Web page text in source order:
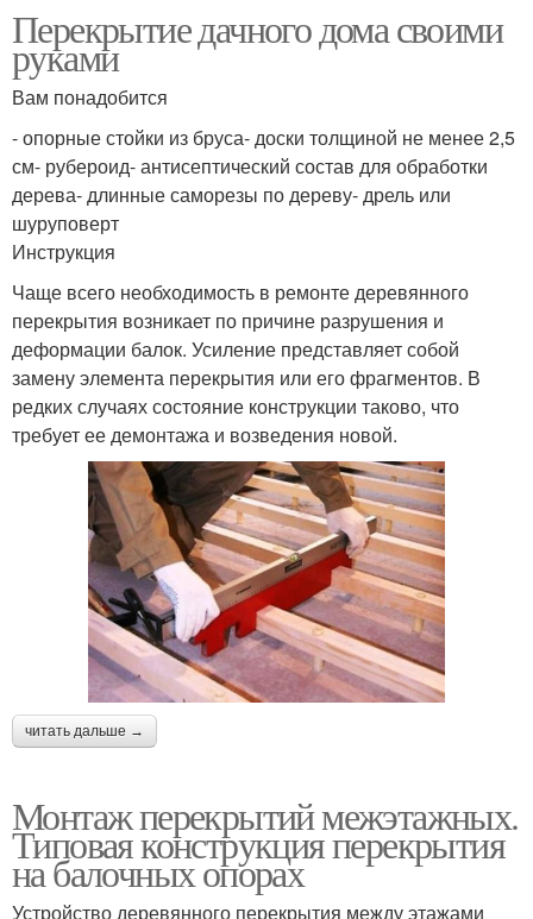
Перекрытие дачного дома своими
руками
Вам понадобится
- опорные стойки из бруса- доски толщиной не менее 2,5
см- рубероид- антисептический состав для обработки
дерева- длинные саморезы по дереву- дрель или
шуруповерт
Инструкция
Чаще всего необходимость в ремонте деревянного
перекрытия возникает по причине разрушения и
деформации балок. Усиление представляет собой
замену элемента перекрытия или его фрагментов. В
редких случаях состояние конструкции таково, что
требует ее демонтажа и возведения новой.
читать дальше →
Монтаж перекрытий межэтажных.
Типовая конструкция перекрытия
на балочных опорах
Устройство деревянного перекрытия между этажами